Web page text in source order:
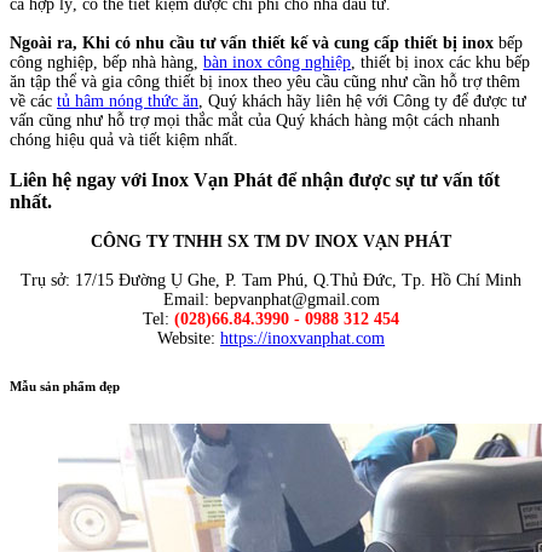
cả hợp lý, có thể tiết kiệm được chi phí cho nhà đầu tư.
Ngoài ra, Khi có nhu cầu tư vấn thiết kế và cung cấp thiết bị inox bếp
công nghiệp, bếp nhà hàng, bàn inox công nghiệp, thiết bị inox các khu bếp
ăn tập thể và gia công thiết bị inox theo yêu cầu cũng như cần hỗ trợ thêm
về các tủ hâm nóng thức ăn, Quý khách hãy liên hệ với Công ty để được tư
vấn cũng như hỗ trợ mọi thắc mắt của Quý khách hàng một cách nhanh
chóng hiệu quả và tiết kiệm nhất.
Liên hệ ngay với Inox Vạn Phát để nhận được sự tư vấn tốt
nhất.
CÔNG TY TNHH SX TM DV INOX VẠN PHÁT
Trụ sở: 17/15 Đường Ụ Ghe, P. Tam Phú, Q.Thủ Đức, Tp. Hồ Chí Minh
Email: bepvanphat@gmail.com
Tel: (028)66.84.3990 - 0988 312 454
Website: https://inoxvanphat.com
Mẫu sản phẩm đẹp